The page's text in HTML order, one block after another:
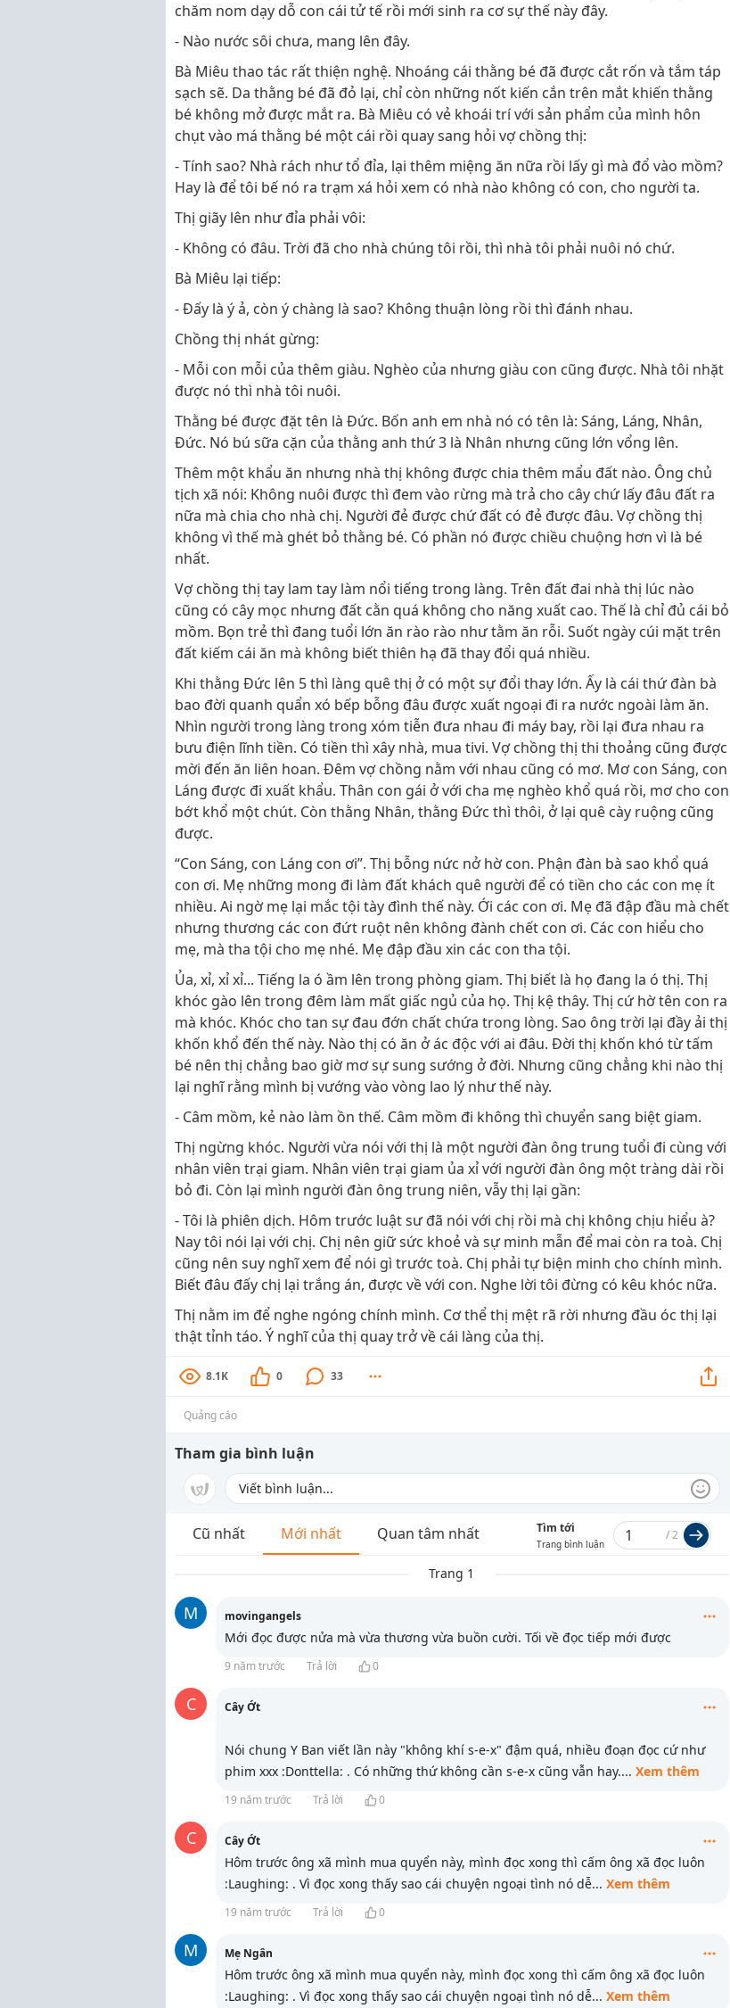
chăm nom dạy dỗ con cái tử tế rồi mới sinh ra cơ sự thế này đây.
- Nào nước sôi chưa, mang lên đây.
Bà Miêu thao tác rất thiện nghệ. Nhoáng cái thằng bé đã được cắt rốn và tắm táp
sạch sẽ. Da thằng bé đã đỏ lại, chỉ còn những nốt kiến cắn trên mắt khiến thằng
bé không mở được mắt ra. Bà Miêu có vẻ khoái trí với sản phẩm của mình hôn
chụt vào má thằng bé một cái rồi quay sang hỏi vợ chồng thị:
- Tính sao? Nhà rách như tổ đỉa, lại thêm miệng ăn nữa rồi lấy gì mà đổ vào mồm?
Hay là để tôi bế nó ra trạm xá hỏi xem có nhà nào không có con, cho người ta.
Thị giãy lên như đỉa phải vôi:
- Không có đâu. Trời đã cho nhà chúng tôi rồi, thì nhà tôi phải nuôi nó chứ.
Bà Miêu lại tiếp:
- Đấy là ý ả, còn ý chàng là sao? Không thuận lòng rồi thì đánh nhau.
Chồng thị nhát gừng:
- Mỗi con mỗi của thêm giàu. Nghèo của nhưng giàu con cũng được. Nhà tôi nhặt
được nó thì nhà tôi nuôi.
Thằng bé được đặt tên là Đức. Bốn anh em nhà nó có tên là: Sáng, Láng, Nhân,
Đức. Nó bú sữa cặn của thằng anh thứ 3 là Nhân nhưng cũng lớn vổng lên.
Thêm một khẩu ăn nhưng nhà thị không được chia thêm mẩu đất nào. Ông chủ
tịch xã nói: Không nuôi được thì đem vào rừng mà trả cho cây chứ lấy đâu đất ra
nữa mà chia cho nhà chị. Người đẻ được chứ đất có đẻ được đâu. Vợ chồng thị
không vì thế mà ghét bỏ thằng bé. Có phần nó được chiều chuộng hơn vì là bé
nhất.
Vợ chồng thị tay lam tay làm nổi tiếng trong làng. Trên đất đai nhà thị lúc nào
cũng có cây mọc nhưng đất cằn quá không cho năng xuất cao. Thế là chỉ đủ cái bỏ
mồm. Bọn trẻ thì đang tuổi lớn ăn rào rào như tằm ăn rỗi. Suốt ngày cúi mặt trên
đất kiếm cái ăn mà không biết thiên hạ đã thay đổi quá nhiều.
Khi thằng Đức lên 5 thì làng quê thị ở có một sự đổi thay lớn. Ấy là cái thứ đàn bà
bao đời quanh quẩn xó bếp bỗng đâu được xuất ngoại đi ra nước ngoài làm ăn.
Nhìn người trong làng trong xóm tiễn đưa nhau đi máy bay, rồi lại đưa nhau ra
bưu điện lĩnh tiền. Có tiền thì xây nhà, mua tivi. Vợ chồng thị thi thoảng cũng được
mời đến ăn liên hoan. Đêm vợ chồng nằm với nhau cũng có mơ. Mơ con Sáng, con
Láng được đi xuất khẩu. Thân con gái ở với cha mẹ nghèo khổ quá rồi, mơ cho con
bớt khổ một chút. Còn thằng Nhân, thằng Đức thì thôi, ở lại quê cày ruộng cũng
được.
“Con Sáng, con Láng con ơi”. Thị bỗng nức nở hờ con. Phận đàn bà sao khổ quá
con ơi. Mẹ những mong đi làm đất khách quê người để có tiền cho các con mẹ ít
nhiều. Ai ngờ mẹ lại mắc tội tày đình thế này. Ới các con ơi. Mẹ đã đập đầu mà chết
nhưng thương các con đứt ruột nên không đành chết con ơi. Các con hiểu cho
mẹ, mà tha tội cho mẹ nhé. Mẹ đập đầu xin các con tha tội.
Ủa, xỉ, xỉ xỉ... Tiếng la ó ầm lên trong phòng giam. Thị biết là họ đang la ó thị. Thị
khóc gào lên trong đêm làm mất giấc ngủ của họ. Thị kệ thây. Thị cứ hờ tên con ra
mà khóc. Khóc cho tan sự đau đớn chất chứa trong lòng. Sao ông trời lại đầy ải thị
khốn khổ đến thế này. Nào thị có ăn ở ác độc với ai đâu. Đời thị khốn khó từ tấm
bé nên thị chẳng bao giờ mơ sự sung sướng ở đời. Nhưng cũng chẳng khi nào thị
lại nghĩ rằng mình bị vướng vào vòng lao lý như thế này.
- Câm mồm, kẻ nào làm ồn thế. Câm mồm đi không thì chuyển sang biệt giam.
Thị ngừng khóc. Người vừa nói với thị là một người đàn ông trung tuổi đi cùng với
nhân viên trại giam. Nhân viên trại giam ủa xỉ với người đàn ông một tràng dài rồi
bỏ đi. Còn lại mình người đàn ông trung niên, vẫy thị lại gần:
- Tôi là phiên dịch. Hôm trước luật sư đã nói với chị rồi mà chị không chịu hiểu à?
Nay tôi nói lại với chị. Chị nên giữ sức khoẻ và sự minh mẫn để mai còn ra toà. Chị
cũng nên suy nghĩ xem để nói gì trước toà. Chị phải tự biện minh cho chính mình.
Biết đâu đấy chị lại trắng án, được về với con. Nghe lời tôi đừng có kêu khóc nữa.
Thị nằm im để nghe ngóng chính mình. Cơ thể thị mệt rã rời nhưng đầu óc thị lại
thật tỉnh táo. Ý nghĩ của thị quay trở về cái làng của thị.
8.1K 0 33
Quảng cáo
Tham gia bình luận
Cũ nhất Mới nhất Quan tâm nhất Tìm tới
Trang bình luận
/2
Trang 1
M movingangels
Mới đọc được nửa mà vừa thương vừa buồn cười. Tối về đọc tiếp mới được
9 năm trước Trả lời 0
C Cây Ớt
Nói chung Y Ban viết lần này "không khí s-e-x" đậm quá, nhiều đoạn đọc cứ như
phim xxx :Donttella: . Có những thứ không cần s-e-x cũng vẫn hay.... Xem thêm
19 năm trước Trả lời 0
C Cây Ớt
Hôm trước ông xã mình mua quyển này, mình đọc xong thì cấm ông xã đọc luôn
:Laughing: . Vì đọc xong thấy sao cái chuyện ngoại tình nó dễ... Xem thêm
19 năm trước Trả lời 0
M Mẹ Ngân
Hôm trước ông xã mình mua quyển này, mình đọc xong thì cấm ông xã đọc luôn
:Laughing: . Vì đọc xong thấy sao cái chuyện ngoại tình nó dễ... Xem thêm